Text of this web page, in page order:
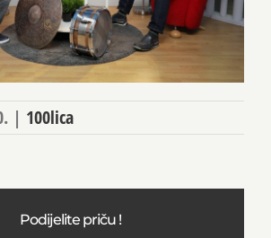
| 100lica
Podijelite priču !